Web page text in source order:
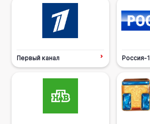
Первый канал Россия-1